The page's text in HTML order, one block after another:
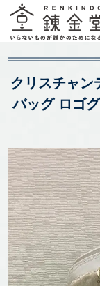
クリスチャ
バッグ ロゴ